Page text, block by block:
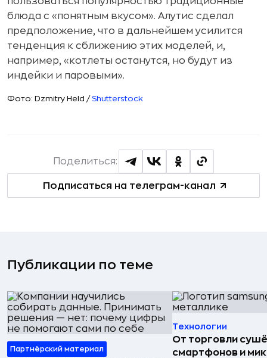
блюда с «понятным вкусом». Алутис сделал
предположение, что в дальнейшем усилится
тенденция к сближению этих моделей, и,
например, «котлеты останутся, но будут из
индейки и паровыми».
Фото: Dzmitry Held / Shutterstock
Подписаться на телеграм-канал
Поделиться:
Публикации по теме
Партнёрский материал
Технологии
От торговли
смартфонов и